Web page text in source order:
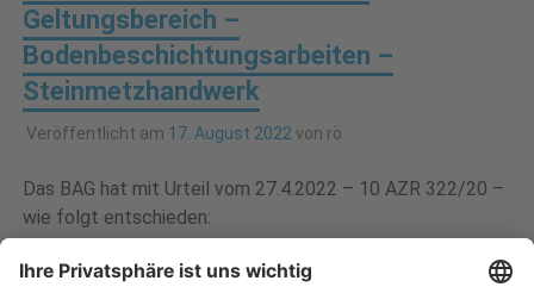
Geltungsbereich –
Bodenbeschichtungsarbeiten –
Steinmetzhandwerk
Veröffentlicht am 17. August 2022 von rö
Das BAG hat mit Urteil vom 27.4.2022 – 10 AZR 322/20 –
wie folgt entschieden:
1. Das in einem VTV angeordnete Außerkrafttreten eines